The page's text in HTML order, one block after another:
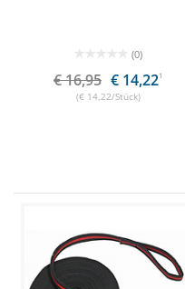
(0)
€ 16,95 € 14,221
(€ 14,22/Stück)